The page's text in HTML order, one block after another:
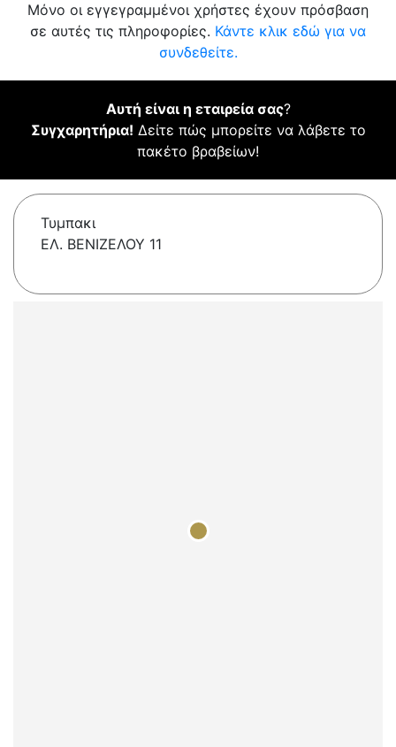
Μόνο οι εγγεγραμμένοι χρήστες έχουν πρόσβαση
σε αυτές τις πληροφορίες. Κάντε κλικ εδώ για να
συνδεθείτε.
Αυτή είναι η εταιρεία σας?
Συγχαρητήρια! Δείτε πώς μπορείτε να λάβετε το
πακέτο βραβείων!
Τυμπακι
ΕΛ. ΒΕΝΙΖΕΛΟΥ 11